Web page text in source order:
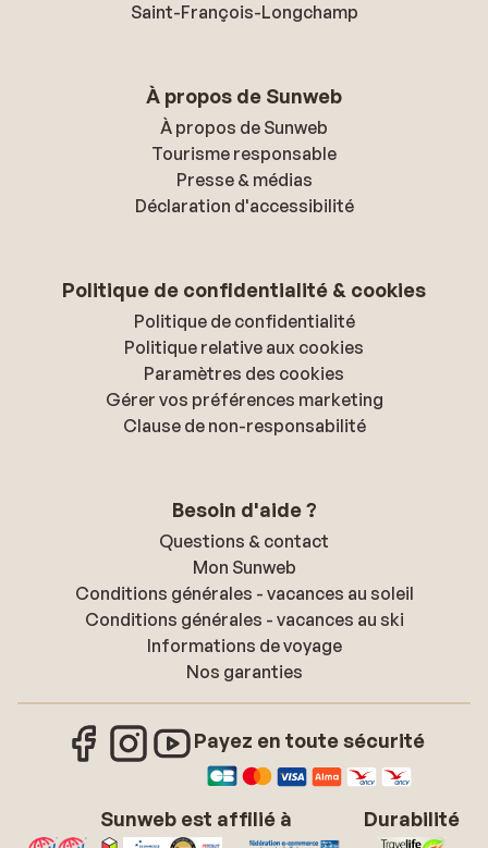
Saint-François-Longchamp
À propos de Sunweb
À propos de Sunweb
Tourisme responsable
Presse & médias
Déclaration d'accessibilité
Politique de confidentialité & cookies
Politique de confidentialité
Politique relative aux cookies
Paramètres des cookies
Gérer vos préférences marketing
Clause de non-responsabilité
Besoin d'aide ?
Questions & contact
Mon Sunweb
Conditions générales - vacances au soleil
Conditions générales - vacances au ski
Informations de voyage
Nos garanties
Payez en toute sécurité
Sunweb est affilié à Durabilité